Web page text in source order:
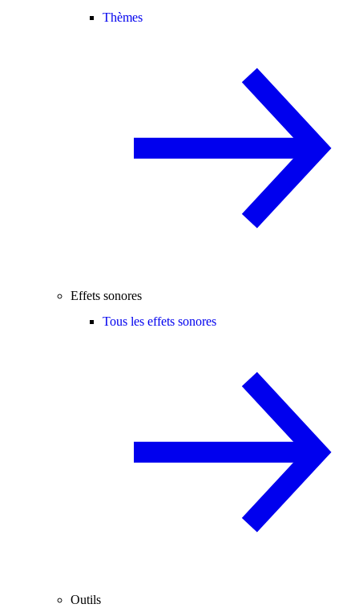
Thèmes
Effets sonores
Tous les effets sonores
Outils